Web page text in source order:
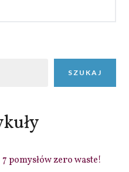
SZUKAJ
pomysłów zero waste!